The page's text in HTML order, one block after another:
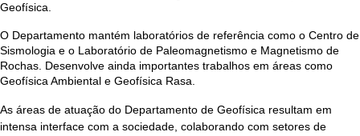
Geofísica.
O Departamento mantém laboratórios de referência como o Centro de
Sismologia e o Laboratório de Paleomagnetismo e Magnetismo de
Rochas. Desenvolve ainda importantes trabalhos em áreas como
Geofísica Ambiental e Geofísica Rasa.
As áreas de atuação do Departamento de Geofísica resultam em
intensa interface com a sociedade, colaborando com setores de